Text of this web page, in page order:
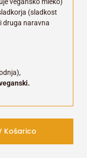
(sladkost
druga naravna
Košarico